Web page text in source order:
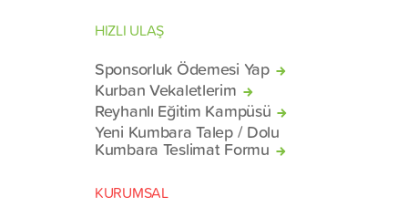
HIZLI ULAŞ
Sponsorluk Ödemesi Yap
Kurban Vekaletlerim
Reyhanlı Eğitim Kampüsü
Yeni Kumbara Talep / Dolu
Kumbara Teslimat Formu
KURUMSAL